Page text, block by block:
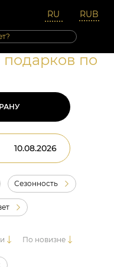
подарков по
Сезонность
По новизне